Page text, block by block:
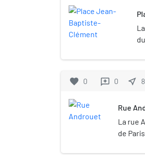
favorite 0 reviews 0 near_me
Rue
La rue
de